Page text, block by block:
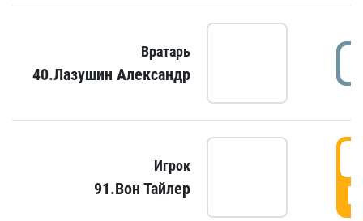
Вратарь
40.Лазушин Александр
Игрок
91.Вон Тайлер